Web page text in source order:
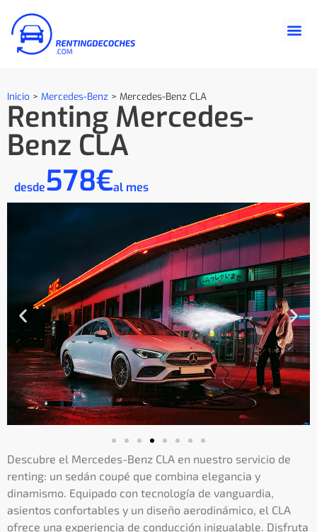
Inicio > Mercedes-Benz > Mercedes-Benz CLA
Renting Mercedes-
Benz CLA
desde578€al mes
Descubre el Mercedes-Benz CLA en nuestro servicio de
renting: un sedán coupé que combina elegancia y
dinamismo. Equipado con tecnología de vanguardia,
asientos confortables y un diseño aerodinámico, el CLA
ofrece una experiencia de conducción inigualable. Disfruta